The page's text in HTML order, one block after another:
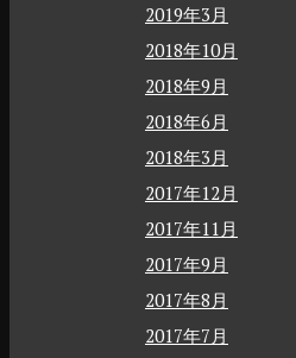
2019年3月
2018年10月
2018年9月
2018年6月
2018年3月
2017年12月
2017年11月
2017年9月
2017年8月
2017年7月